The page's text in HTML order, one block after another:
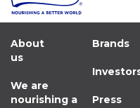
About
us
We are
nourishing a
Brands
Press